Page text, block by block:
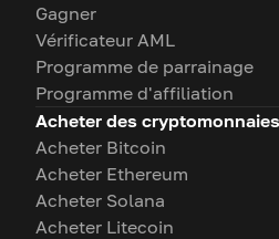
Gagner
Vérificateur AML
Programme de parrainage
Programme d'affiliation
Acheter des cryptomonnaies
Acheter Bitcoin
Acheter Ethereum
Acheter Solana
Acheter Litecoin